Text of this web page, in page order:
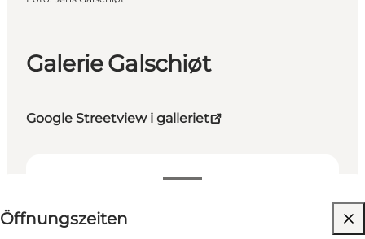
Galerie Galschiøt
Google Streetview i galleriet
Öffnungszeiten anzeigen
Öffnungszeiten
Kostenlos